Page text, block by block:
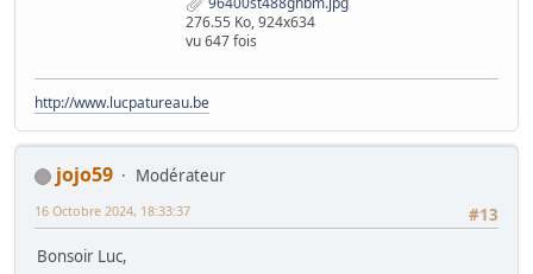
276.55 Ko, 924x634
vu 647 fois
http://www.lucpatureau.be
jojo59
Modérateur
#13
16 Octobre 2024, 18:33:37
Bonsoir Luc,